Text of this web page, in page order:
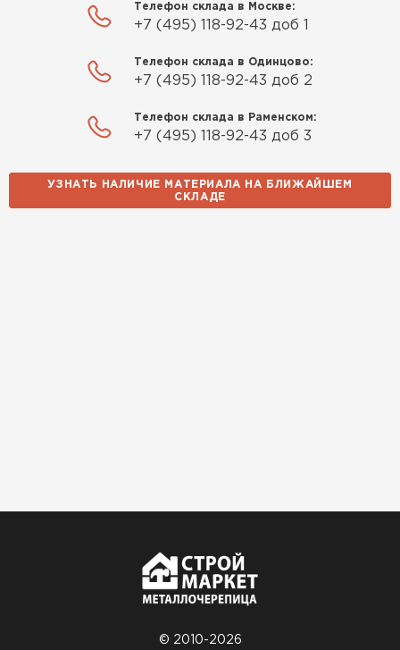
Телефон склада в Москве:
+7 (495) 118-92-43 доб 1
Телефон склада в Одинцово:
+7 (495) 118-92-43 доб 2
Телефон склада в Раменском:
+7 (495) 118-92-43 доб 3
УЗНАТЬ НАЛИЧИЕ МАТЕРИАЛА НА БЛИЖАЙШЕМ
СКЛАДЕ
© 2010-2026